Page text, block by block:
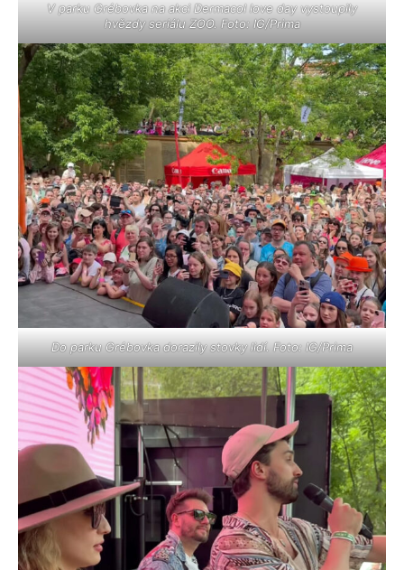
V parku Grébovka na akci Dermacol love day vystoupily
hvězdy seriálu ZOO. Foto: IG/Prima
Do parku Grébovka dorazily stovky lidí. Foto: IG/Prima